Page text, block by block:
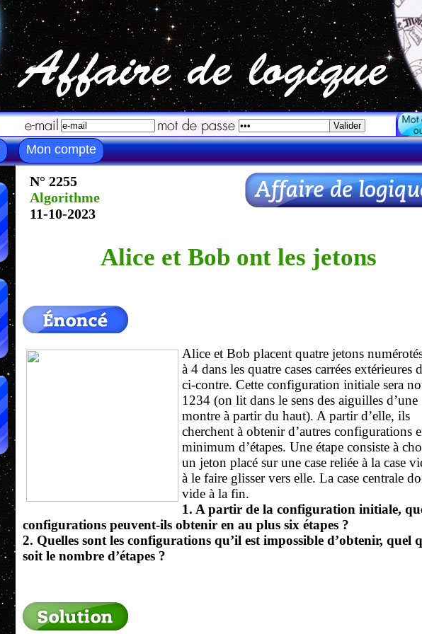
Mon compte
N° 2255
Algorithme
11-10-2023
Alice et Bob ont les jetons
Alice et Bob placent quatre jetons
à 4 dans les quatre cases carrées extérieures
ci-contre. Cette configuration initiale sera
1234 (on lit dans le sens des aiguilles d’une
montre à partir du haut). A partir d’elle, ils
cherchent à obtenir d’autres configurations
minimum d’étapes. Une étape consiste à
un jeton placé sur une case reliée à la case
à le faire glisser vers elle. La case centrale
vide à la fin.
1. A partir de la configuration initiale,
configurations peuvent-ils obtenir en au plus six étapes ?
2. Quelles sont les configurations qu’il est impossible d’obtenir, quel
soit le nombre d’étapes ?